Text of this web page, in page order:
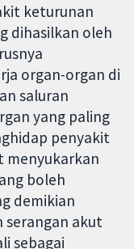
keturunan
dihasilkan oleh
organ-organ di
saluran
yang paling
penyakit
menyukarkan
boleh
demikian
serangan akut
sebagai